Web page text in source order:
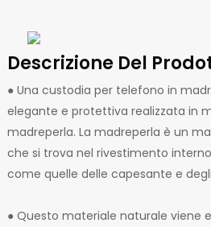
Descrizione Del
● Una custodia per telefono in
elegante e protettiva realizzata in
madreperla. La madreperla è un
che si trova nel rivestimento
come quelle delle capesante e
● Questo materiale naturale viene